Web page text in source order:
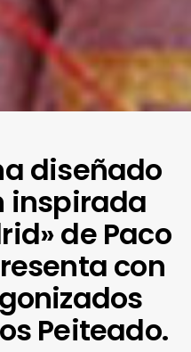
diseñado
inspirada
de Paco
con
Peiteado.